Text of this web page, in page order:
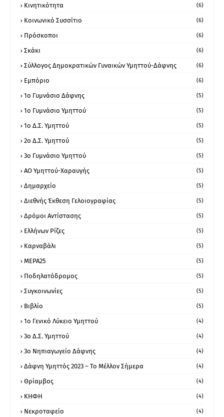
Κινητικότητα (6)
Κοινωνικό Συσσίτιο (6)
Πρόσκοποι (6)
Σκάκι (6)
Σύλλογος Δημοκρατικών Γυναικών Υμηττού-Δάφνης (6)
Εμπόριο (6)
1ο Γυμνάσιο Δάφνης (5)
1ο Γυμνάσιο Υμηττού (5)
1ο Δ.Σ. Υμηττού (5)
2ο Δ.Σ. Υμηττού (5)
3ο Γυμνάσιο Υμηττού (5)
ΑΟ Υμηττού-Χαραυγής (5)
Δημαρχείο (5)
Διεθνής Έκθεση Γελοιογραφίας (5)
Δρόμοι Αντίστασης (5)
Ελλήνων Ρίζες (5)
Καρναβάλι (5)
ΜΕΡΑ25 (5)
Ποδηλατόδρομος (5)
Συγκοινωνίες (5)
Βιβλίο (5)
1ο Γενικό Λύκειο Υμηττού (4)
3ο Δ.Σ. Υμηττού (4)
3ο Νηπιαγωγείο Δάφνης (4)
Δάφνη Υμηττός 2023 – Το Μέλλον Σήμερα (4)
Θρίαμβος (4)
ΚΗΦΗ (4)
Νεκροταφείο (4)